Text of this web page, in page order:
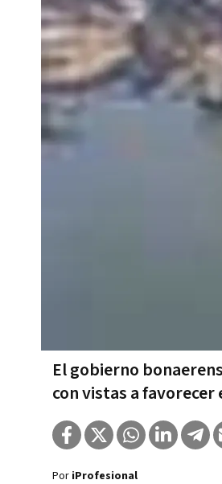
El gobierno
con vistas a
Por iProfesional